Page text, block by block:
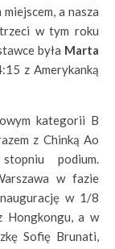
a nasza
w tym roku
była Marta
z Amerykanką
kategorii B
z Chinką Ao
podium.
w fazie
w 1/8
Hongkongu, a w
Sofię Brunati,